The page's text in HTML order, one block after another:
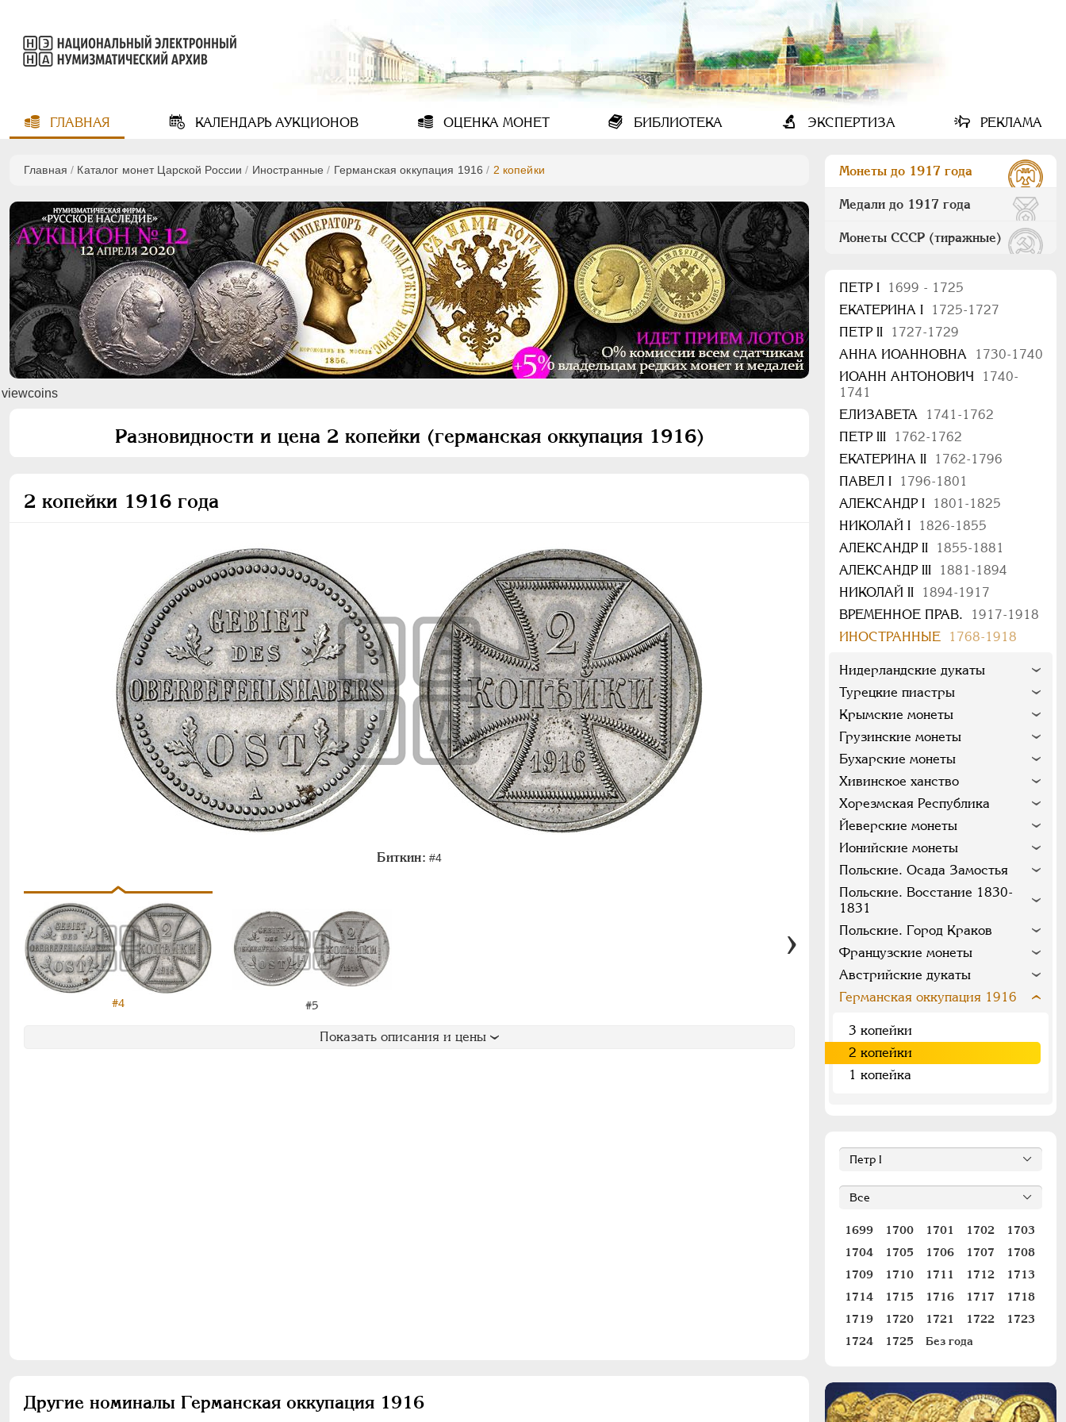
ГЛАВНАЯ КАЛЕНДАРЬАУКЦИОНОВ ОЦЕНКАМОНЕТ БИБЛИОТЕКА ЭКСПЕРТИЗА РЕКЛАМА
Главная / Каталог монет Царской России / Иностранные / Германская оккупация 1916 / 2 копейки
viewcoins
Разновидности и цена 2 копейки (германская оккупация 1916)
2 копейки 1916 года
Биткин: #4
#4 #5
Показать описания и цены
Другие номиналы Германская оккупация 1916
Монеты до 1917 года
Медали до 1917 года
Монеты СССР (тиражные)
ПEТР I
1699 - 1725
ЕКАТЕРИНА I
1725-1727
ПЕТР II
1727-1729
АННА ИОАННОВНА
1730-1740
ИОАНН АНТОНОВИЧ
1740-
1741
ЕЛИЗАВЕТА
1741-1762
ПЕТР III
1762-1762
ЕКАТЕРИНА II
1762-1796
ПАВЕЛ I
1796-1801
АЛЕКСАНДР I
1801-1825
НИКОЛАЙ I
1826-1855
АЛЕКСАНДР II
1855-1881
АЛЕКСАНДР III
1881-1894
НИКОЛАЙ II
1894-1917
ВРЕМЕННОЕ ПРАВ.
1917-1918
ИНОСТРАННЫЕ
1768-1918
Нидерландские дукаты
Турецкие пиастры
Крымские монеты
Грузинские монеты
Бухарские монеты
Хивинское ханство
Хорезмская Республика
Йеверские монеты
Ионийские монеты
Польские. Осада Замостья
Польские. Восстание 1830-
1831
Польские. Город Краков
Французские монеты
Австрийские дукаты
Германская оккупация 1916
3 копейки
2 копейки
1 копейка
1699 1700 1701 1702
1703
1704
1705 1706 1707
1708
1709
1710 1711 1712
1713
1714
1715 1716 1717
1718
1719
1720 1721 1722
1723
1724
1725 Без года